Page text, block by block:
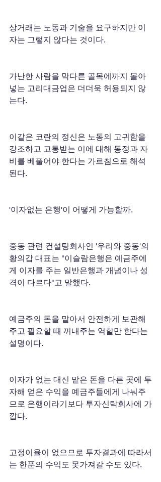
상거래는 노동과 기술을 요구하지만 이
자는 그렇지 않다는 것이다.
가난한 사람을 막다른 골목에까지 몰아
넣는 고리대금업은 더더욱 허용되지 않
는다.
이같은 코란의 정신은 노동의 고귀함을
강조하고 고통받는 이에 대해 동정과 자
비를 베풀어야 한다는 가르침으로 해석
된다.
'이자없는 은행'이 어떻게 가능할까.
중동 관련 컨설팅회사인 '우리와 중동'의
황의갑 대표는 "이슬람은행은 예금주에
게 이자를 주는 일반은행과 개념이나 성
격이 다르다"고 말했다.
예금주의 돈을 맡아서 안전하게 보관해
주고 필요할 때 꺼내주는 역할만 한다는
설명이다.
이자가 없는 대신 맡은 돈을 다른 곳에 투
자해 얻은 수익을 예금주들에게 나눠주
므로 은행이라기보다 투자신탁회사에 가
깝다.
고정이율이 없으므로 투자결과에 따라서
는 한푼의 수익도 못가져갈 수도 있다.